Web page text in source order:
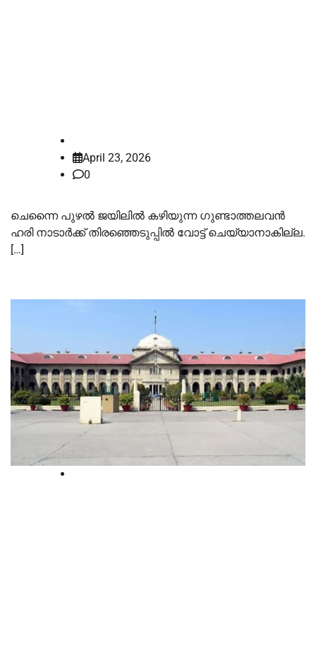
April 23, 2026
0
ചെന്നൈ പുഴൽ ജയിലിൽ കഴിയുന്ന ഗുണ്ടാത്തലവൻ
ഹരി നാടാർക്ക് തിരഞ്ഞെടുപ്പിൽ വോട്ട് ചെയ്യാനാകില്ല.
[…]